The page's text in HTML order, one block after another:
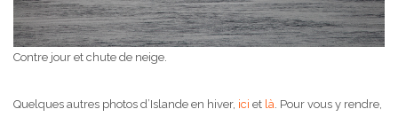
Contre jour et chute de neige.
Quelques autres photos d’Islande en hiver, ici et là. Pour vous y rendre,